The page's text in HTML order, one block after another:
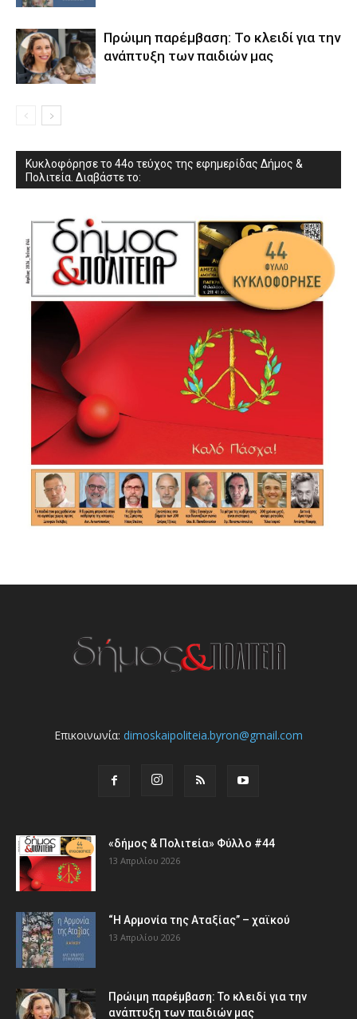
Πρώιμη παρέμβαση: Το κλειδί για την
ανάπτυξη των παιδιών µας
Κυκλοφόρησε το 44ο τεύχος της εφημερίδας Δήμος &
Πολιτεία. Διαβάστε το:
Επικοινωνία: dimoskaipoliteia.byron@gmail.com
«δήμος & Πολιτεία» Φύλλο #44
13 Απριλίου 2026
“Η Αρμονία της Αταξίας” – χαϊκού
13 Απριλίου 2026
Πρώιμη παρέμβαση: Το κλειδί για την
ανάπτυξη των παιδιών µας